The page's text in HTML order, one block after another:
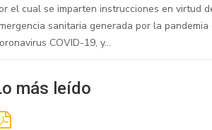
el cual se imparten instrucciones en virtud
sanitaria generada por la pandemia
COVID-19, y...
más leído